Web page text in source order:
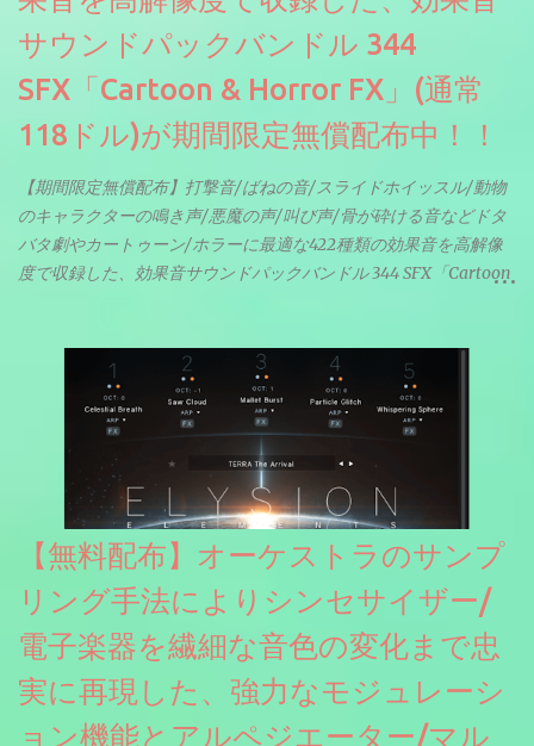
サウンドパックバンドル 344
SFX「Cartoon & Horror FX」(通常
118ドル)が期間限定無償配布中！！
【期間限定無償配布】打撃音/ばねの音/スライドホイッスル/動物
のキャラクターの鳴き声/悪魔の声/叫び声/骨が砕ける音などドタ
バタ劇やカートゥーン/ホラーに最適な422種類の効果音を高解像
度で収録した、効果音サウンドパックバンドル 344 SFX「Cartoon
【無料配布】オーケストラのサンプ
リング手法によりシンセサイザー/
電子楽器を繊細な音色の変化まで忠
実に再現した、強力なモジュレーシ
ョン機能とアルペジエーター/マル